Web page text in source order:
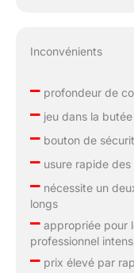
Inconvénients
–profondeur de
–jeu dans la
–bouton de
–usure rapide des
–nécessite un
longs
–appropriée pour
professionnel
–prix élevé par